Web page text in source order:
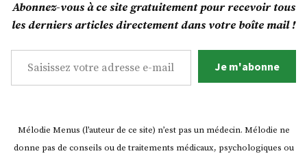
!
Abonnez-vous à ce site gratuitement pour recevoir tous
les derniers articles directement dans votre boîte mail !
Saisissez votre adresse e-mail…
Je m'abonne
Mélodie Menus (l’auteur de ce site) n’est pas un médecin. Mélodie ne
donne pas de conseils ou de traitements médicaux, psychologiques ou